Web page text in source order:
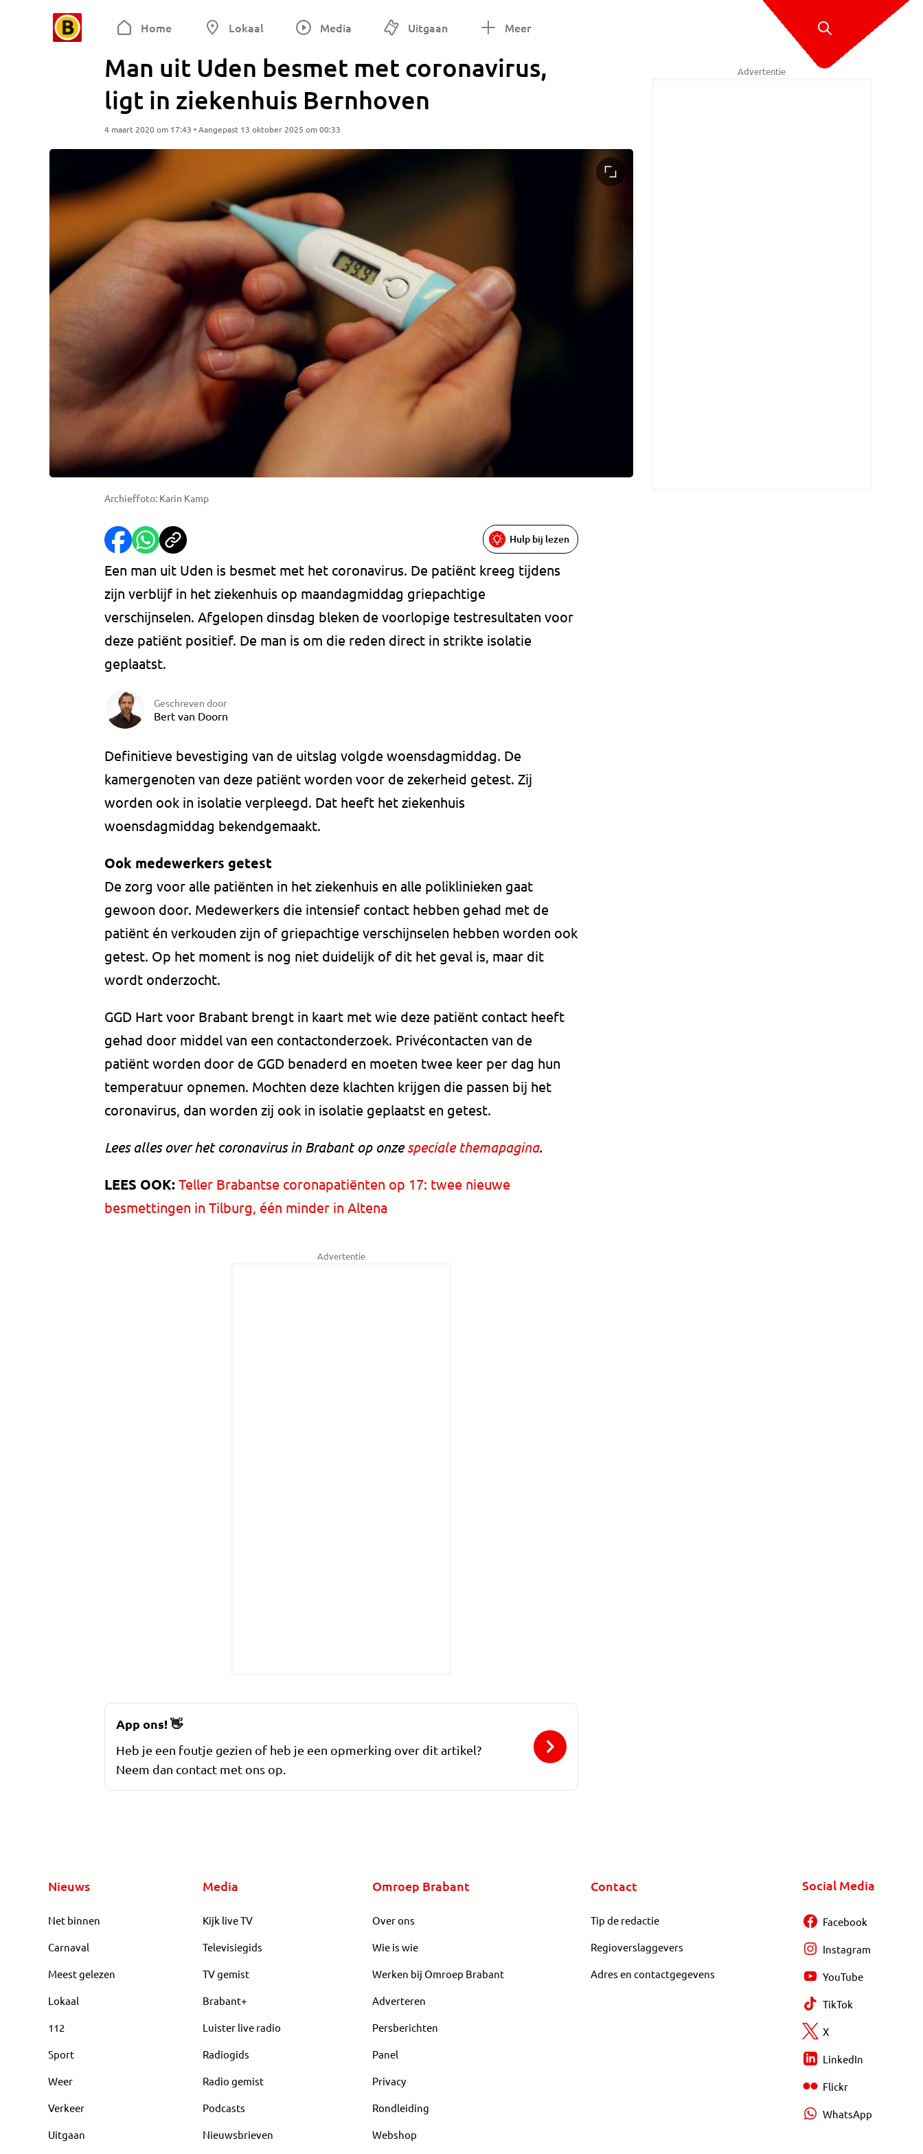
Home Lokaal Media Uitgaan Meer
Man uit Uden besmet met coronavirus,
ligt in ziekenhuis Bernhoven
4 maart 2020 om 17:43 • Aangepast 13 oktober 2025 om 00:33
Archieffoto: Karin Kamp
Hulp bij lezen
Een man uit Uden is besmet met het coronavirus. De patiënt kreeg tijdens
zijn verblijf in het ziekenhuis op maandagmiddag griepachtige
verschijnselen. Afgelopen dinsdag bleken de voorlopige testresultaten voor
deze patiënt positief. De man is om die reden direct in strikte isolatie
geplaatst.
Geschreven door
Bert van Doorn
Definitieve bevestiging van de uitslag volgde woensdagmiddag. De
kamergenoten van deze patiënt worden voor de zekerheid getest. Zij
worden ook in isolatie verpleegd. Dat heeft het ziekenhuis
woensdagmiddag bekendgemaakt.
Ook medewerkers getest
De zorg voor alle patiënten in het ziekenhuis en alle poliklinieken gaat
gewoon door. Medewerkers die intensief contact hebben gehad met de
patiënt én verkouden zijn of griepachtige verschijnselen hebben worden ook
getest. Op het moment is nog niet duidelijk of dit het geval is, maar dit
wordt onderzocht.
GGD Hart voor Brabant brengt in kaart met wie deze patiënt contact heeft
gehad door middel van een contactonderzoek. Privécontacten van de
patiënt worden door de GGD benaderd en moeten twee keer per dag hun
temperatuur opnemen. Mochten deze klachten krijgen die passen bij het
coronavirus, dan worden zij ook in isolatie geplaatst en getest.
Lees alles over het coronavirus in Brabant op onzespeciale themapagina.
LEES OOK: Teller Brabantse coronapatiënten op 17: twee nieuwe
besmettingen in Tilburg, één minder in Altena
Advertentie
Advertentie
App ons!👋
Heb je een foutje gezien of heb je een opmerking over dit artikel?
Neem dan contact met ons op.
Nieuws
Net binnen
Carnaval
Meest gelezen
Lokaal
112
Sport
Weer
Verkeer
Uitgaan
Media
Kijk live TV
Televisiegids
TV gemist
Brabant+
Luister live radio
Radiogids
Radio gemist
Podcasts
Nieuwsbrieven
Omroep Brabant
Over ons
Wie is wie
Werken bij Omroep Brabant
Adverteren
Persberichten
Panel
Privacy
Rondleiding
Webshop
Contact
Tip de redactie
Regioverslaggevers
Adres en contactgegevens
Social Media
Facebook
Instagram
YouTube
TikTok
X
LinkedIn
Flickr
WhatsApp